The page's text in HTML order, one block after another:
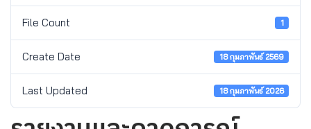
File Count 1
Create Date 18 กุมภาพันธ์ 2569
Last Updated 18 กุมภาพันธ์ 2026